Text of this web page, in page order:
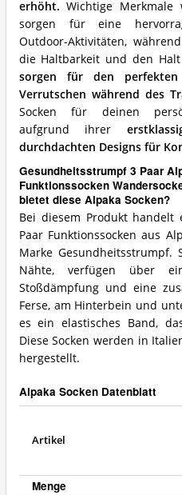
erhöht. Wichtige Merkmale
sorgen für eine
Outdoor-Aktivitäten,
die Haltbarkeit und den Halt
sorgen für den
Verrutschen während des
Socken für deinen
aufgrund ihrer
durchdachten Designs für
Gesundheitsstrumpf 3 Paar
Funktionssocken
bietet diese Alpaka Socken?
Bei diesem Produkt
Paar Funktionssocken aus
Marke Gesundheitsstrumpf.
Nähte, verfügen über
Stoßdämpfung und eine
Ferse, am Hinterbein und
es ein elastisches Band,
Diese Socken werden in
hergestellt.
Alpaka Socken Datenblatt
Artikel
Menge